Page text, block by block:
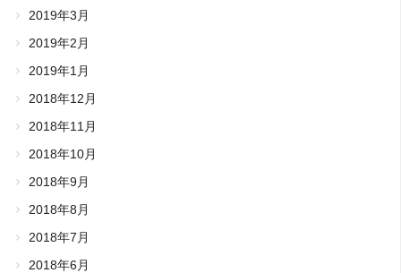
2019年3月
2019年2月
2019年1月
2018年12月
2018年11月
2018年10月
2018年9月
2018年8月
2018年7月
2018年6月